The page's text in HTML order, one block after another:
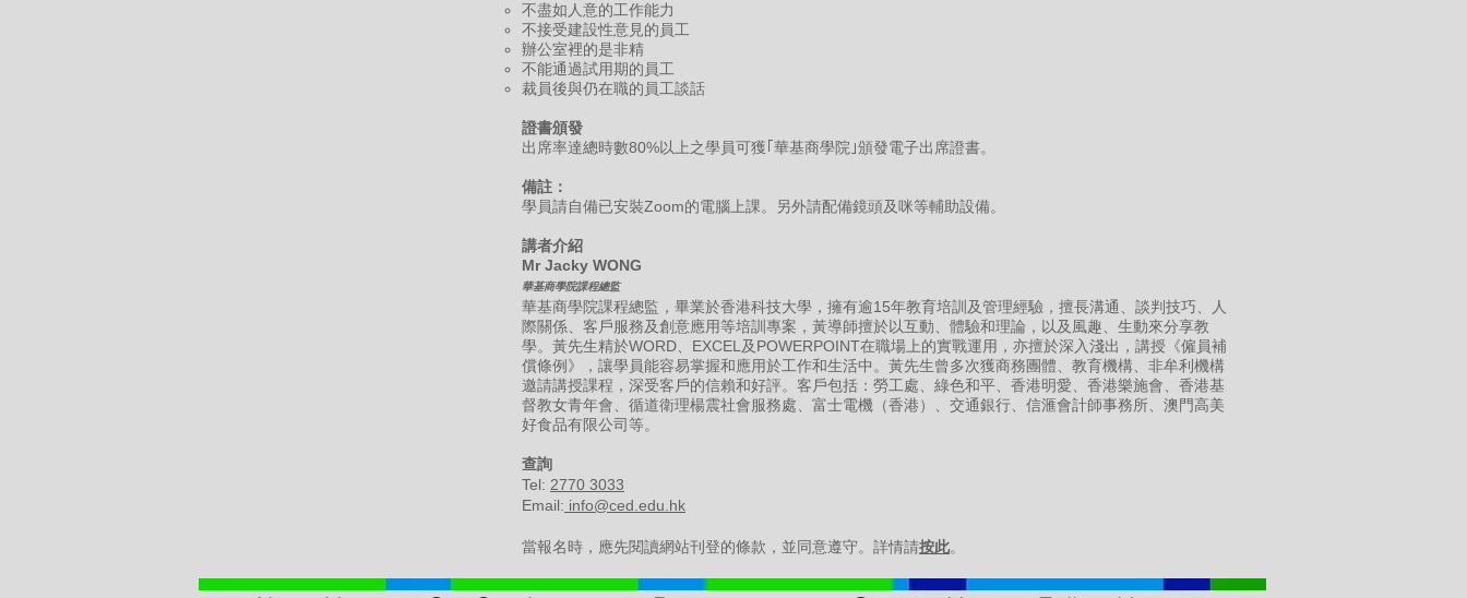
不盡如人意的工作能力
不接受建設性意見的員工
辦公室裡的是非精
不能通過試用期的員工
裁員後與仍在職的員工談話
證書頒發
出席率達總時數80%以上之學員可獲｢華基商學院｣頒發電子出席證書。
備註：
學員請自備已安裝Zoom的電腦上課。另外請配備鏡頭及咪等輔助設備。
講者介紹
Mr Jacky WONG
華基商學院課程總監
華基商學院課程總監，畢業於香港科技大學，擁有逾15年教育培訓及管理經驗，擅長溝通、談判技巧、人
際關係、客戶服務及創意應用等培訓專案，黃導師擅於以互動、體驗和理論，以及風趣、生動來分享教
學。黃先生精於WORD、EXCEL及POWERPOINT在職場上的實戰運用，亦擅於深入淺出，講授《僱員補
償條例》，讓學員能容易掌握和應用於工作和生活中。黃先生曾多次獲商務團體、教育機構、非牟利機構
邀請講授課程，深受客戶的信賴和好評。客戶包括：勞工處、綠色和平、香港明愛、香港樂施會、香港基
督教女青年會、循道衛理楊震社會服務處、富士電機（香港）、交通銀行、信滙會計師事務所、澳門高美
好食品有限公司等。
​查詢
Tel: 2770 3033
Email: info@ced.edu.hk
當報名時，應先閱讀網站刊登的條款，並同意遵守。詳情請按此。